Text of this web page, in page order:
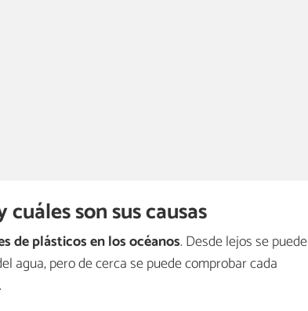
son sus causas
de plásticos en los océanos. Desde lejos se puede
agua, pero de cerca se puede comprobar cada